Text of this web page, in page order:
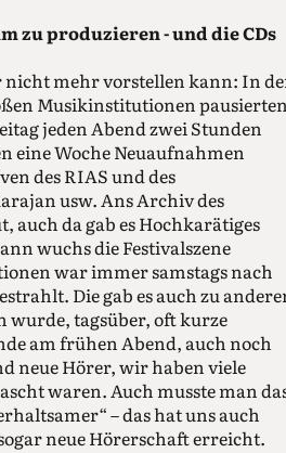
zu produzieren - und die CDs
nicht mehr vorstellen kann: In
Musikinstitutionen
jeden Abend zwei Stunden
eine Woche Neuaufnahmen
des RIAS und des
usw. Ans Archiv des
da gab es Hochkarätiges
wuchs die Festivalszene
war immer samstags nach
Die gab es auch zu
wurde, tagsüber, oft kurze
am frühen Abend, auch noch
neue Hörer, wir haben viele
waren. Auch musste man
– das hat uns auch
neue Hörerschaft erreicht.